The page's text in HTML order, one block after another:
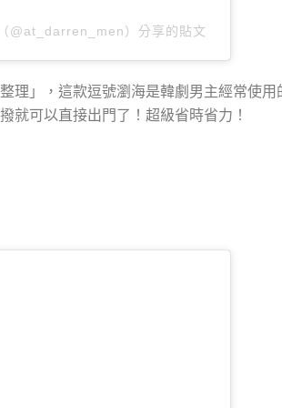
@at_darren_men）分享的貼文
理」，這款逗號瀏海是韓劇男主經常使
就可以直接出門了！超級省時省力！